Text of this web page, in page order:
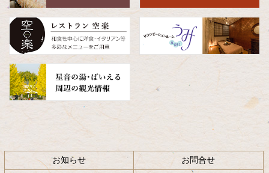
戻
る
お知らせ お問合せ